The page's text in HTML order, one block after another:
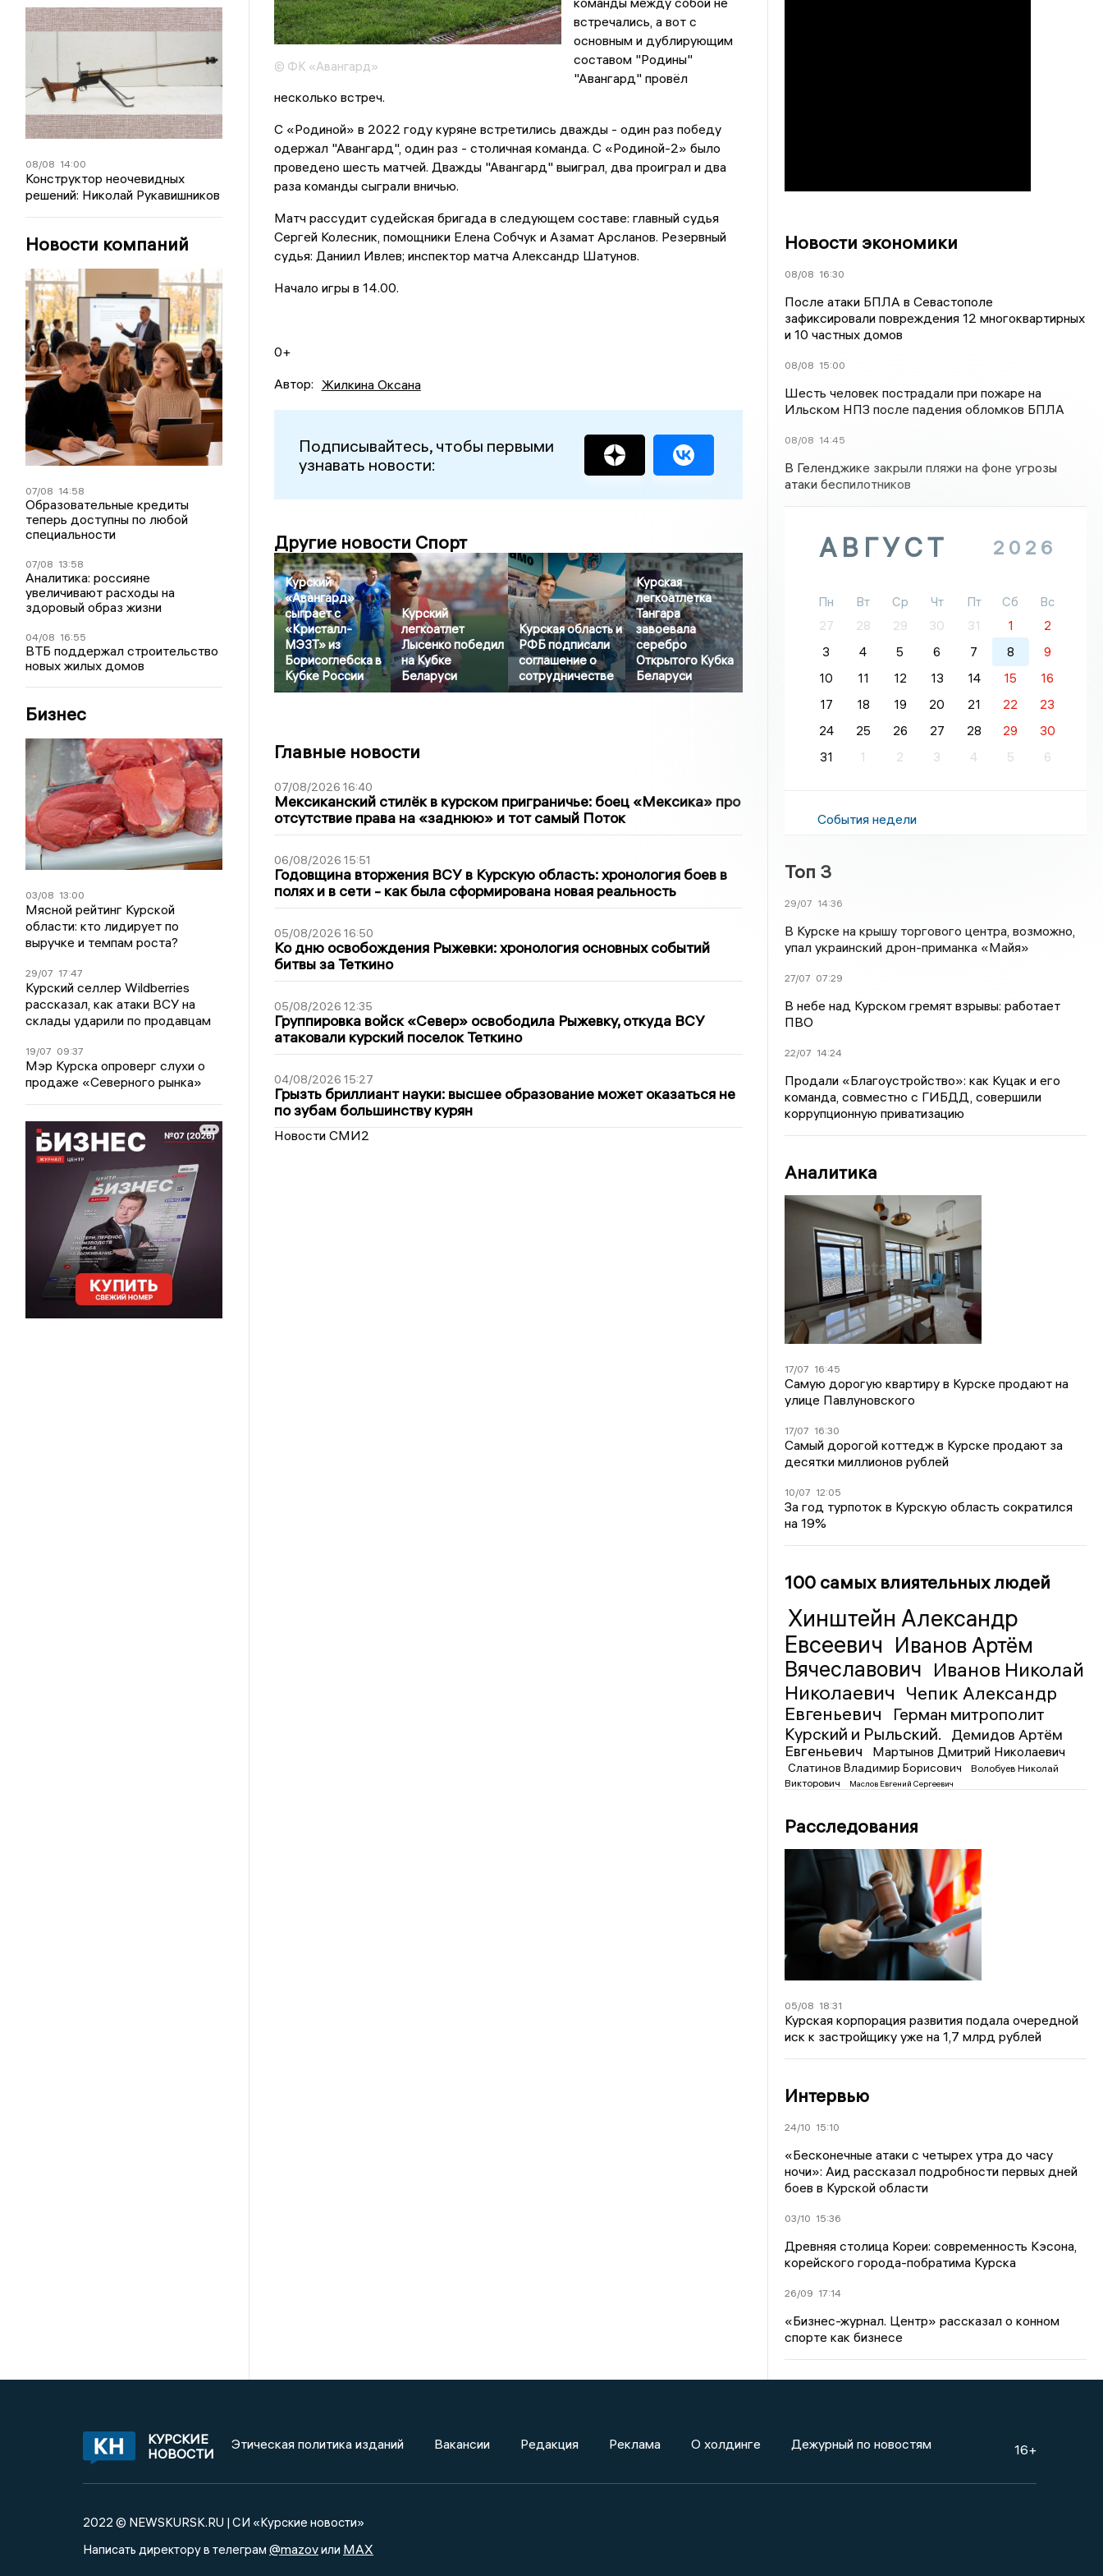
08/08 14:00
Конструктор неочевидных
решений: Николай Рукавишников
Новости компаний
07/08 14:58
Образовательные кредиты
теперь доступны по любой
специальности
07/08 13:58
Аналитика: россияне
увеличивают расходы на
здоровый образ жизни
04/08 16:55
ВТБ поддержал строительство
новых жилых домов
Бизнес
03/08 13:00
Мясной рейтинг Курской
области: кто лидирует по
выручке и темпам роста?
29/07 17:47
Курский селлер Wildberries
рассказал, как атаки ВСУ на
склады ударили по продавцам
19/07 09:37
Мэр Курска опроверг слухи о
продаже «Северного рынка»
© ФК «Авангард»
встречались, а вот с
основным и дублирующим
составом "Родины"
"Авангард" провёл
несколько встреч.
С «Родиной» в 2022 году куряне встретились дважды - один раз победу
одержал "Авангард", один раз - столичная команда. С «Родиной-2» было
проведено шесть матчей. Дважды "Авангард" выиграл, два проиграл и два
раза команды сыграли вничью.
Матч рассудит судейская бригада в следующем составе: главный судья
Сергей Колесник, помощники Елена Собчук и Азамат Арсланов. Резервный
судья: Даниил Ивлев; инспектор матча Александр Шатунов.
Начало игры в 14.00.
0+
Автор: Жилкина Оксана
Подписывайтесь, чтобы первыми
узнавать новости:
Другие новости Спорт
Курский
«Авангард»
сыграет с
«Кристалл-
МЭЗТ» из
Борисоглебска в
Кубке России
Курский
легкоатлет
Лысенко победил
на Кубке
Беларуси
Курская область и
РФБ подписали
соглашение о
сотрудничестве
Курская
легкоатлетка
Тангара
завоевала
серебро
Открытого Кубка
Беларуси
Главные новости
07/08/2026 16:40
Мексиканский стилёк в курском приграничье: боец «Мексика» про
отсутствие права на «заднюю» и тот самый Поток
06/08/2026 15:51
Годовщина вторжения ВСУ в Курскую область: хронология боев в
полях и в сети - как была сформирована новая реальность
05/08/2026 16:50
Ко дню освобождения Рыжевки: хронология основных событий
битвы за Теткино
05/08/2026 12:35
Группировка войск «Север» освободила Рыжевку, откуда ВСУ
атаковали курский поселок Теткино
04/08/2026 15:27
Грызть бриллиант науки: высшее образование может оказаться не
по зубам большинству курян
Новости СМИ2
Новости экономики
08/08 16:30
После атаки БПЛА в Севастополе
зафиксировали повреждения 12 многоквартирных
и 10 частных домов
08/08 15:00
Шесть человек пострадали при пожаре на
Ильском НПЗ после падения обломков БПЛА
08/08 14:45
В Геленджике закрыли пляжи на фоне угрозы
атаки беспилотников
АВГУСТ 2026
Пн Вт Ср Чт Пт Сб
Вс
27
28 29 30 31 1
2
3
4 5 6 7 8
9
10
11 12 13 14 15
16
17
18 19 20 21 22
23
24
25 26 27 28 29
30
31
1 2 3 4 5 6
События недели
Топ 3
29/07 14:36
В Курске на крышу торгового центра, возможно,
упал украинский дрон-приманка «Майя»
27/07 07:29
В небе над Курском гремят взрывы: работает
ПВО
22/07 14:24
Продали «Благоустройство»: как Куцак и его
команда, совместно с ГИБДД, совершили
коррупционную приватизацию
Аналитика
17/07 16:45
Самую дорогую квартиру в Курске продают на
улице Павлуновского
17/07 16:30
Самый дорогой коттедж в Курске продают за
десятки миллионов рублей
10/07 12:05
За год турпоток в Курскую область сократился
на 19%
100 самых влиятельных людей
Хинштейн Александр
Евсеевич Иванов Артём
Вячеславович Иванов Николай
Николаевич Чепик Александр
Евгеньевич
Герман митрополит
Курский и Рыльский.
Демидов Артём
Евгеньевич
Мартынов Дмитрий Николаевич
Слатинов Владимир Борисович
Волобуев Николай
Викторович
Маслов Евгений Сергеевич
Расследования
05/08 18:31
Курская корпорация развития подала очередной
иск к застройщику уже на 1,7 млрд рублей
Интервью
24/10 15:10
«Бесконечные атаки с четырех утра до часу
ночи»: Аид рассказал подробности первых дней
боев в Курской области
03/10 15:36
Древняя столица Кореи: современность Кэсона,
корейского города-побратима Курска
26/09 17:14
«Бизнес-журнал. Центр» рассказал о конном
спорте как бизнесе
КУРСКИЕ
НОВОСТИ
Этическая политика изданий Вакансии Редакция Реклама О холдинге Дежурный по новостям 16+
2022 © NEWSKURSK.RU | СИ «Курские новости»
Написать директору в телеграм @mazovили MAX